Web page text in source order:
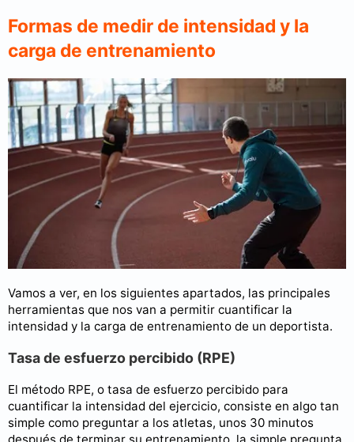
Formas de medir de intensidad y la
carga de entrenamiento
Vamos a ver, en los siguientes apartados, las principales
herramientas que nos van a permitir cuantificar la
intensidad y la carga de entrenamiento de un deportista.
Tasa de esfuerzo percibido (RPE)
El método RPE, o tasa de esfuerzo percibido para
cuantificar la intensidad del ejercicio, consiste en algo tan
simple como preguntar a los atletas, unos 30 minutos